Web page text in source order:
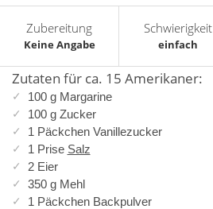
Zubereitung
Keine Angabe
Schwierigkeit
einfach
Zutaten für ca. 15 Amerikaner:
100 g Margarine
100 g Zucker
1 Päckchen Vanillezucker
1 Prise Salz
2 Eier
350 g Mehl
1 Päckchen Backpulver